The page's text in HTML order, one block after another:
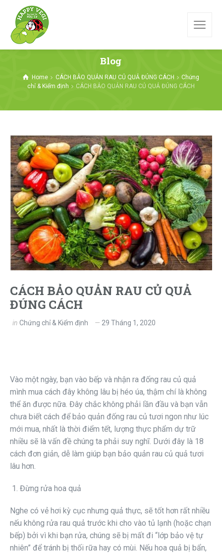
Blog
Home CÁCH BẢO QUẢN RAU CỦ QUẢ ĐÚNG CÁCH
Chứng
chỉ & Kiểm định
CÁCH BẢO QUẢN RAU CỦ QUẢ ĐÚNG CÁCH
CÁCH BẢO QUẢN RAU CỦ QUẢ
ĐÚNG CÁCH
in Chứng chỉ & Kiểm định 29 Tháng 1, 2020
Vào một ngày, bạn vào bếp và nhận ra đống rau củ quả
mình mua cách đây không lâu bị héo úa, thậm chí là không
thể ăn được nữa. Đây chắc không phải lần đầu và bạn vẫn
chưa biết cách để bảo quản đống rau củ tươi ngon như lúc
mới mua, nhất là thời điểm tết, lượng thực phẩm dự trữ
nhiều sẽ là vấn đề chúng ta phải suy nghĩ. Dưới đây là 18
cách đơn giản, dễ làm giúp bạn bảo quản rau củ quả tươi
lâu hơn.
Đừng rửa hoa quả
Nghe có vẻ hơi kỳ cục nhưng quả thực, sẽ tốt hơn rất nhiều
nếu không rửa rau quả trước khi cho vào tủ lạnh (hoặc chạn
bếp) bởi vì khi bạn rửa, chúng sẽ bị mất đi “lớp bảo vệ tự
nhiên” để tránh bị thối rữa hay có mùi. Nếu hoa quả bị bẩn,